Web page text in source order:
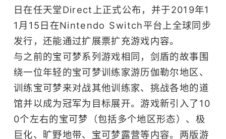
日在任天堂Direct上正式公布，并于2019年1
1月15日在Nintendo Switch平台上全球同步
发行，还能通过扩展票扩充游戏内容。
与之前的宝可梦系列游戏相同，剑盾的故事围
绕一位年轻的宝可梦训练家游历伽勒尔地区、
训练宝可梦来对战其他训练家、挑战各地的道
馆并以成为冠军为目标展开。游戏新引入了10
0个左右的宝可梦（包括多个地区形态）、极
巨化、旷野地带、宝可梦露营等内容。两版游